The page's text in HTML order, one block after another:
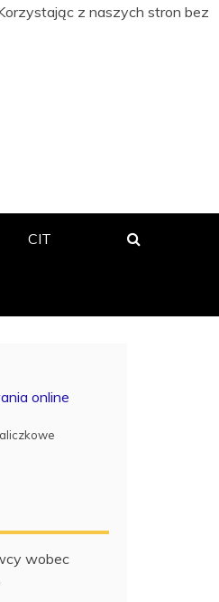
z naszych stron bez
CIT
online
wobec